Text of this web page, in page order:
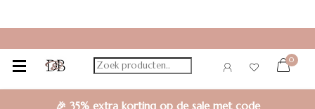
0
🎉 35% extra kortingop de sale met code